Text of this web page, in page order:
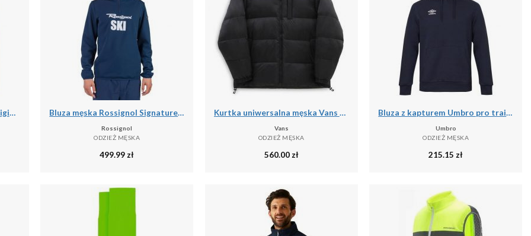
Kurtka wodoodporna Agu Original Essential Bluza męska Rossignol Signature Ski Hz Fleece
Rossignol
ODZIEŻ MĘSKA
499.99 zł
Kurtka uniwersalna męska Vans NO Hood Puffer
Vans
ODZIEŻ MĘSKA
560.00 zł
Bluza z kapturem Umbro pro training
Umbro
ODZIEŻ MĘSKA
215.15 zł